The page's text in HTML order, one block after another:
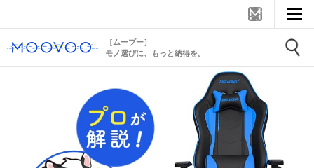
［ムーブー］
モノ選びに、もっと納得を。